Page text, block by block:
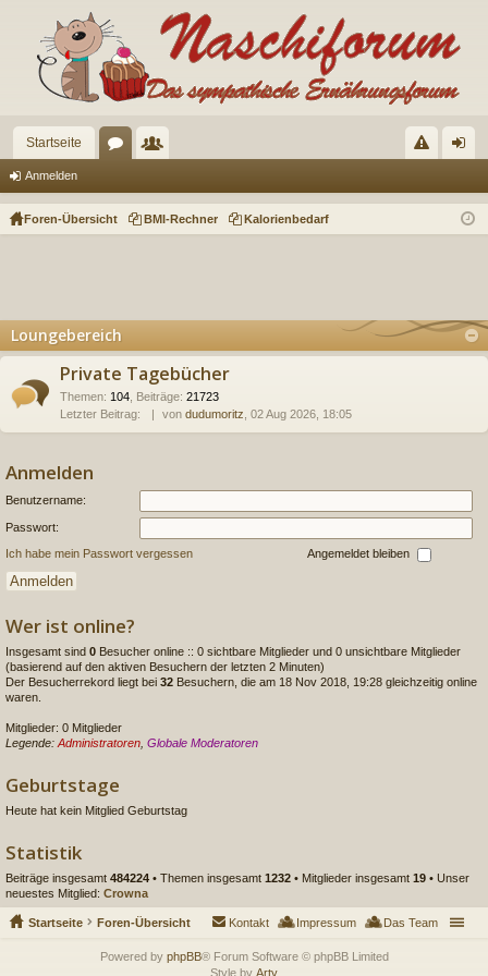
Startseite
en lie el m
Anmelden
Foren-Übersicht BMI-Rechner Kalorienbedarf
Loungebereich
Private Tagebücher
Themen: 104 Beiträge: 21723
Letzter Beitrag:
von dudumoritz , 02 Aug 2026, 18:05
Anmelden
Benutzername:
Passwort:
Ich habe mein Passwort vergessen Angemeldet bleiben
Wer ist online?
Insgesamt sind 0 Besucher online :: 0 sichtbare Mitglieder und 0 unsichtbare Mitglieder
(basierend auf den aktiven Besuchern der letzten 2 Minuten)
Der Besucherrekord liegt bei 32 Besuchern, die am 18 Nov 2018, 19:28 gleichzeitig online
waren.
Mitglieder: 0 Mitglieder
Legende: Administratoren Globale Moderatoren
Geburtstage
Heute hat kein Mitglied Geburtstag
Statistik
Beiträge insgesamt 484224 • Themen insgesamt 1232 • Mitglieder insgesamt 19 • Unser
neuestes Mitglied: Crowna
Startseite Foren-Übersicht Das Team
Impressum
Kontakt
Powered by phpBB® Forum Software © phpBB Limited
Style by Arty